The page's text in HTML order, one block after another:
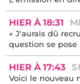
HIER À 18:31
« J'aurais dû
question se pose
HIER À 17:43
Voici le nouveau